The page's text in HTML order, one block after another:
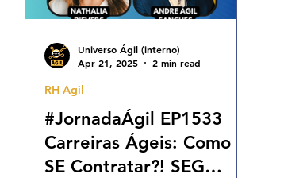
#JornadaÁgil EP1533
Carreiras Ágeis: Como
SE Contratar?! SEG
RH Agil
Universo Ágil (interno)
Apr 21, 2025
2 min read